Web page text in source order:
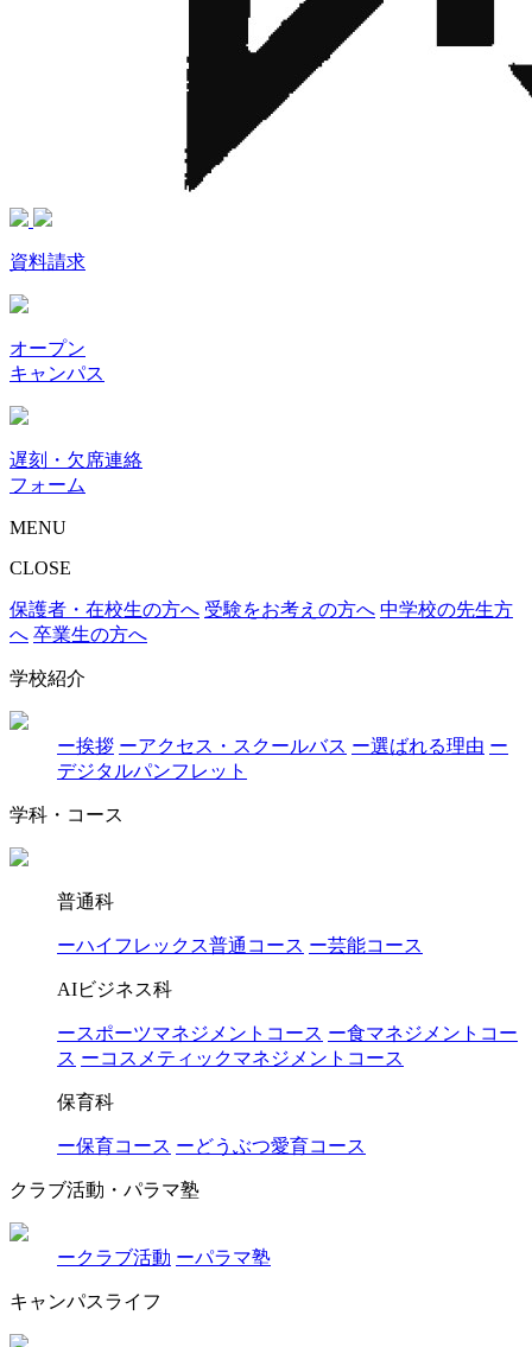
資料請求
オープン
キャンパス
遅刻・欠席連絡
フォーム
MENU
CLOSE
保護者・在校生の方へ 受験をお考えの方へ 中学校の先生方
へ 卒業生の方へ
学校紹介
ー挨拶 ーアクセス・スクールバス ー選ばれる理由 ー
デジタルパンフレット
学科・コース
普通科
ーハイフレックス普通コース ー芸能コース
AIビジネス科
ースポーツマネジメントコース ー食マネジメントコー
ス ーコスメティックマネジメントコース
保育科
ー保育コース ーどうぶつ愛育コース
クラブ活動・パラマ塾
ークラブ活動 ーパラマ塾
キャンパスライフ